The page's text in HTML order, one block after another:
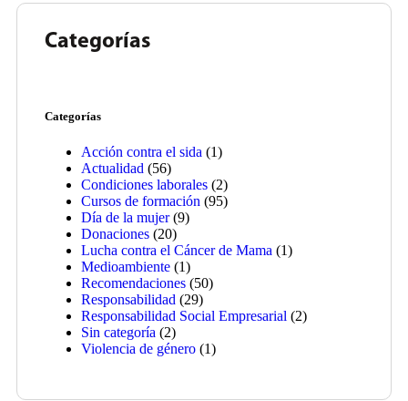
Categorías
Categorías
Acción contra el sida (1)
Actualidad (56)
Condiciones laborales (2)
Cursos de formación (95)
Día de la mujer(9)
Donaciones (20)
Lucha contra el Cáncer de Mama (1)
Medioambiente (1)
Recomendaciones (50)
Responsabilidad (29)
Responsabilidad Social Empresarial (2)
Sin categoría (2)
Violencia de género (1)